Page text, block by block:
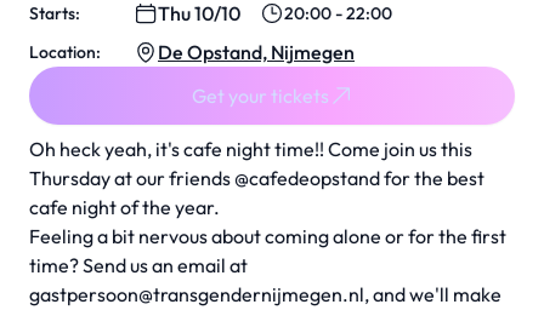
Oh heck yeah, it's cafe night time!! Come join us this
Thursday at our friends @cafedeopstand for the best
cafe night of the year.
Feeling a bit nervous about coming alone or for the first
time? Send us an email at
gastpersoon@transgendernijmegen.nl, and we'll make
Starts: Thu 10/10
20:00 - 22:00
Location:
De Opstand, Nijmegen
Get your tickets